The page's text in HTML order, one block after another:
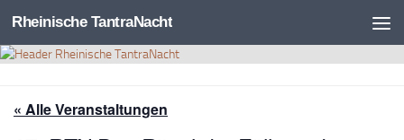
Zum Inhalt springen
Rheinische TantraNacht
« Alle Veranstaltungen